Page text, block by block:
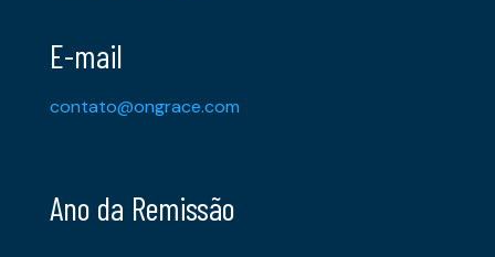
E-mail
contato@ongrace.com
Ano da Remissão